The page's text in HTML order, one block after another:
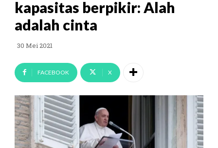
kapasitas berpikir: Alah
adalah cinta
30 Mei 2021
FACEBOOK X